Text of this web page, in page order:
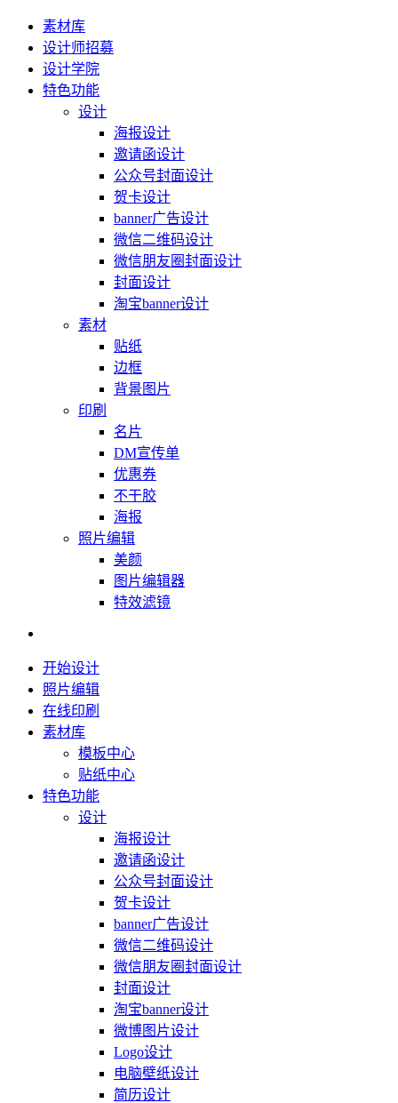
素材库
设计师招募
设计学院
特色功能
设计
海报设计
邀请函设计
公众号封面设计
贺卡设计
banner广告设计
微信二维码设计
微信朋友圈封面设计
封面设计
淘宝banner设计
素材
贴纸
边框
背景图片
印刷
名片
DM宣传单
优惠券
不干胶
海报
照片编辑
美颜
图片编辑器
特效滤镜
开始设计
照片编辑
在线印刷
素材库
模板中心
贴纸中心
特色功能
设计
海报设计
邀请函设计
公众号封面设计
贺卡设计
banner广告设计
微信二维码设计
微信朋友圈封面设计
封面设计
淘宝banner设计
微博图片设计
Logo设计
电脑壁纸设计
简历设计